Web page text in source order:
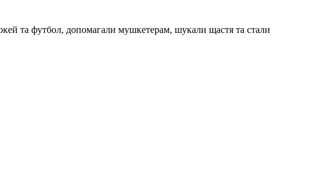
та футбол, допомагали мушкетерам, шукали щастя та стали